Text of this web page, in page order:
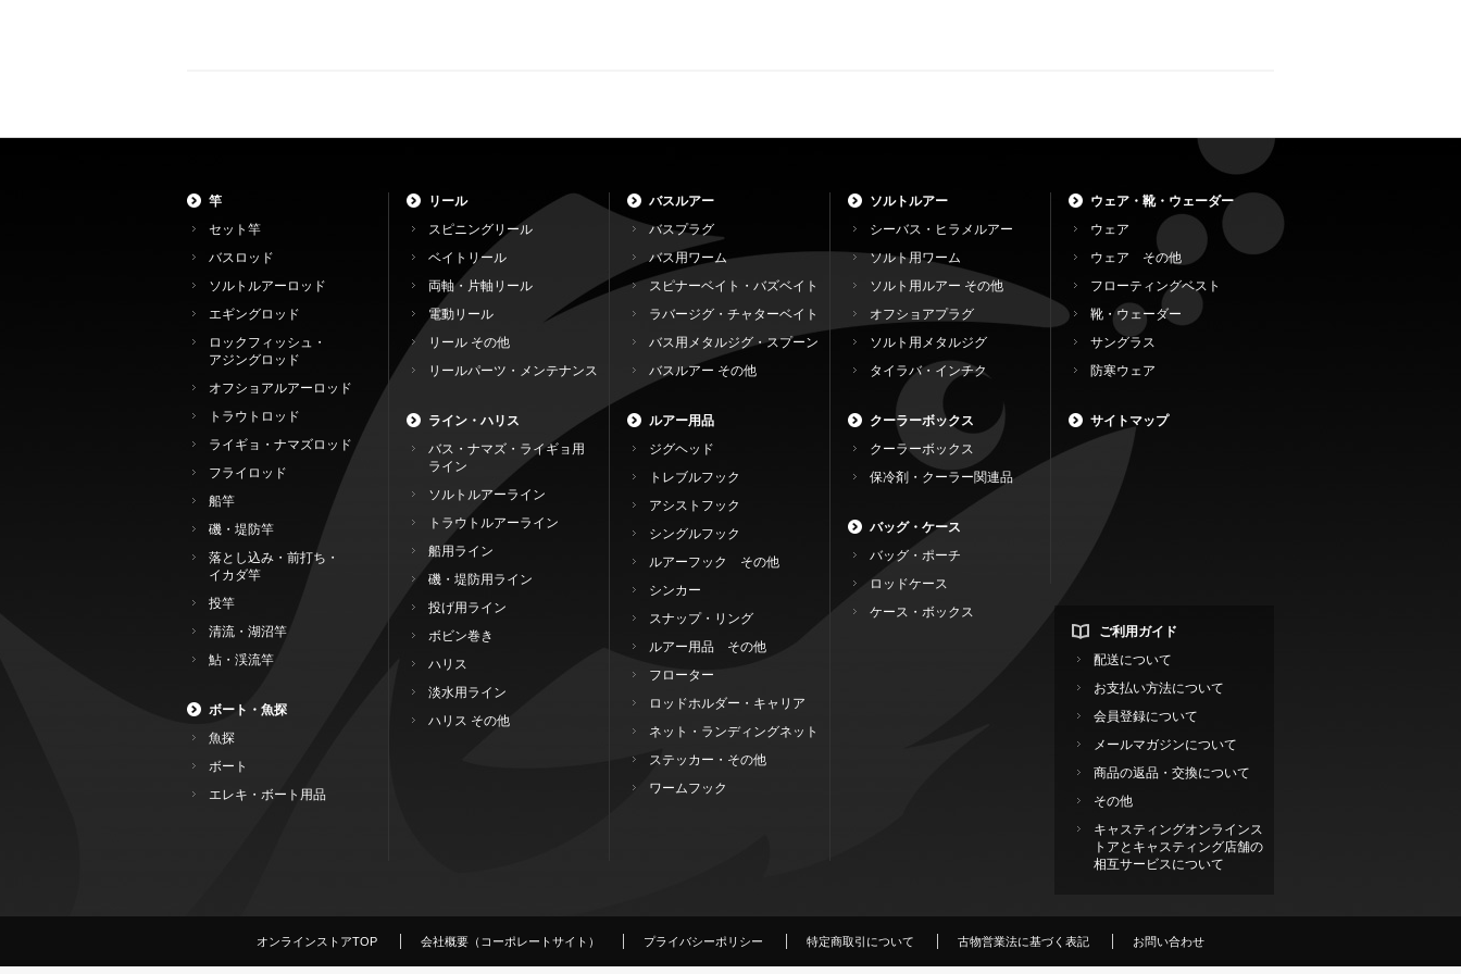
竿
セット竿
バスロッド
ソルトルアーロッド
エギングロッド
ロックフィッシュ・
アジングロッド
オフショアルアーロッド
トラウトロッド
ライギョ・ナマズロッド
フライロッド
船竿
磯・堤防竿
落とし込み・前打ち・
イカダ竿
投竿
清流・湖沼竿
鮎・渓流竿
ボート・魚探
魚探
ボート
エレキ・ボート用品
リール
スピニングリール
ベイトリール
両軸・片軸リール
電動リール
リール その他
リールパーツ・メンテナンス
ライン・ハリス
バス・ナマズ・ライギョ用
ライン
ソルトルアーライン
トラウトルアーライン
船用ライン
磯・堤防用ライン
投げ用ライン
ボビン巻き
ハリス
淡水用ライン
ハリス その他
バスルアー
バスプラグ
バス用ワーム
スピナーベイト・バズベイト
ラバージグ・チャターベイト
バス用メタルジグ・スプーン
バスルアー その他
ルアー用品
ジグヘッド
トレブルフック
アシストフック
シングルフック
ルアーフック その他
シンカー
スナップ・リング
ルアー用品 その他
フローター
ロッドホルダー・キャリア
ネット・ランディングネット
ステッカー・その他
ワームフック
ソルトルアー
シーバス・ヒラメルアー
ソルト用ワーム
ソルト用ルアー その他
オフショアプラグ
ソルト用メタルジグ
タイラバ・インチク
クーラーボックス
クーラーボックス
保冷剤・クーラー関連品
バッグ・ケース
バッグ・ポーチ
ロッドケース
ケース・ボックス
ウェア・靴・ウェーダー
ウェア
ウェア その他
フローティングベスト
靴・ウェーダー
サングラス
防寒ウェア
サイトマップ
ご利用ガイド
配送について
お支払い方法について
会員登録について
メールマガジンについて
商品の返品・交換について
その他
キャスティングオンラインス
トアとキャスティング店舗の
相互サービスについて
オンラインストアTOP 会社概要（コーポレートサイト） プライバシーポリシー 特定商取引について 古物営業法に基づく表記 お問い合わせ